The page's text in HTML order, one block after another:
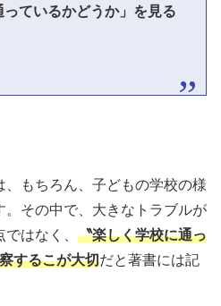
ているかどうか」を見る
もちろん、子どもの学校の様
その中で、大きなトラブルが
はなく、 〝楽しく学校に通っ
するこが大切だと著書には記